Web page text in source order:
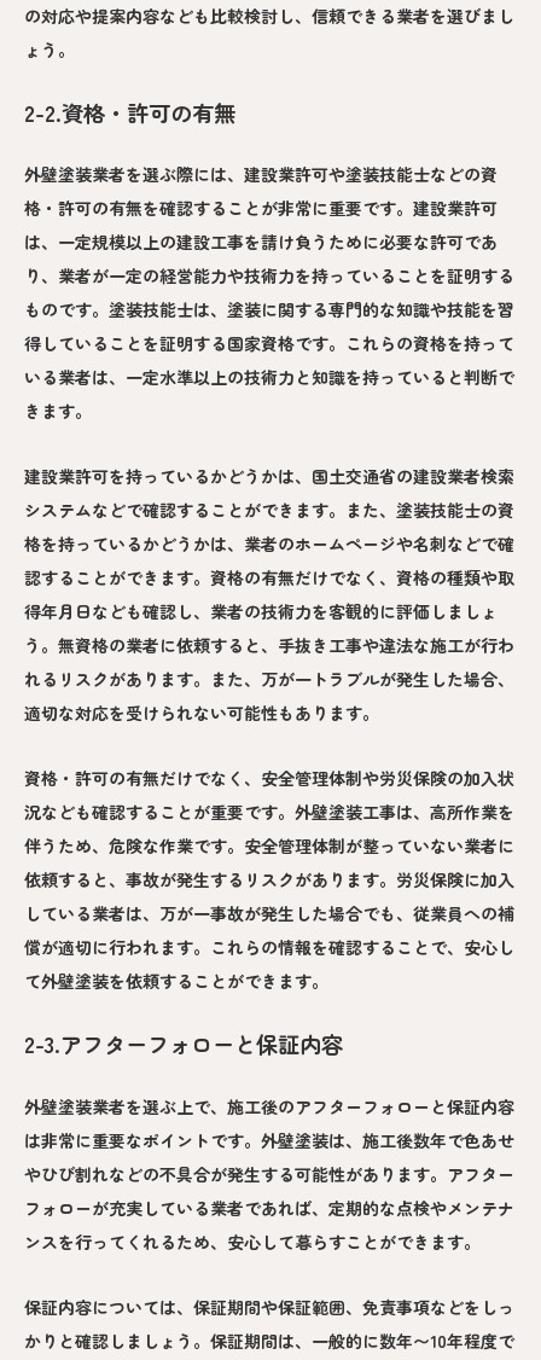
の対応や提案内容なども比較検討し、信頼できる業者を選びまし
ょう。
2-2.資格・許可の有無
外壁塗装業者を選ぶ際には、建設業許可や塗装技能士などの資
格・許可の有無を確認することが非常に重要です。建設業許可
は、一定規模以上の建設工事を請け負うために必要な許可であ
り、業者が一定の経営能力や技術力を持っていることを証明する
ものです。塗装技能士は、塗装に関する専門的な知識や技能を習
得していることを証明する国家資格です。これらの資格を持って
いる業者は、一定水準以上の技術力と知識を持っていると判断で
きます。
建設業許可を持っているかどうかは、国土交通省の建設業者検索
システムなどで確認することができます。また、塗装技能士の資
格を持っているかどうかは、業者のホームページや名刺などで確
認することができます。資格の有無だけでなく、資格の種類や取
得年月日なども確認し、業者の技術力を客観的に評価しましょ
う。無資格の業者に依頼すると、手抜き工事や違法な施工が行わ
れるリスクがあります。また、万が一トラブルが発生した場合、
適切な対応を受けられない可能性もあります。
資格・許可の有無だけでなく、安全管理体制や労災保険の加入状
況なども確認することが重要です。外壁塗装工事は、高所作業を
伴うため、危険な作業です。安全管理体制が整っていない業者に
依頼すると、事故が発生するリスクがあります。労災保険に加入
している業者は、万が一事故が発生した場合でも、従業員への補
償が適切に行われます。これらの情報を確認することで、安心し
て外壁塗装を依頼することができます。
2-3.アフターフォローと保証内容
外壁塗装業者を選ぶ上で、施工後のアフターフォローと保証内容
は非常に重要なポイントです。外壁塗装は、施工後数年で色あせ
やひび割れなどの不具合が発生する可能性があります。アフター
フォローが充実している業者であれば、定期的な点検やメンテナ
ンスを行ってくれるため、安心して暮らすことができます。
保証内容については、保証期間や保証範囲、免責事項などをしっ
かりと確認しましょう。保証期間は、一般的に数年〜10年程度で